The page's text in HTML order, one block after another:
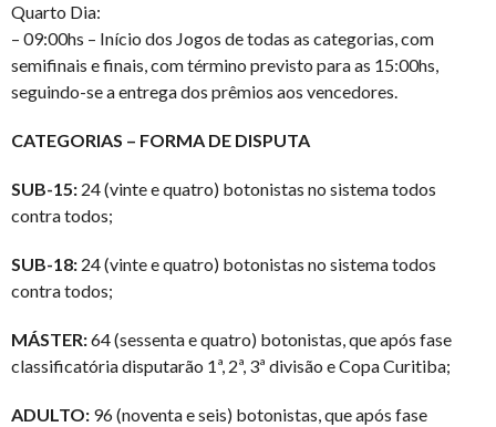
Quarto Dia:
– 09:00hs – Início dos Jogos de todas as categorias, com
semifinais e finais, com término previsto para as 15:00hs,
seguindo-se a entrega dos prêmios aos vencedores.
CATEGORIAS – FORMA DE DISPUTA
SUB-15: 24 (vinte e quatro) botonistas no sistema todos
contra todos;
SUB-18: 24 (vinte e quatro) botonistas no sistema todos
contra todos;
MÁSTER:64 (sessenta e quatro) botonistas, que após fase
classificatória disputarão 1ª, 2ª, 3ª divisão e Copa Curitiba;
ADULTO: 96 (noventa e seis) botonistas, que após fase